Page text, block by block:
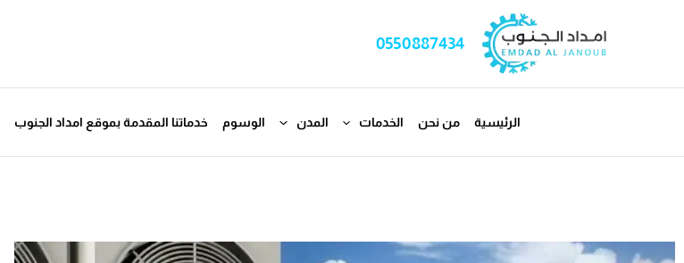
0550887434
الرئيسية من نحن الخدمات المدن الوسوم خدماتنا المقدمة بموقع امداد الجنوب